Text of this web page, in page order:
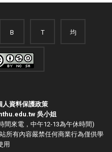
B T 均
人資料保護政策
吳小姐
間來電，中午12-13為午休時間)
所有內容嚴禁任何商業行為僅供學
用